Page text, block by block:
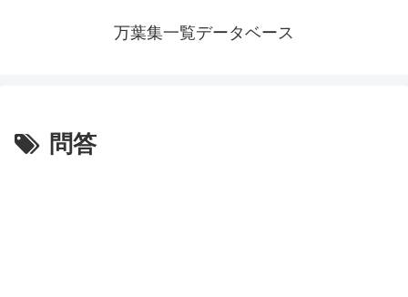
万葉集一覧データベース
問答